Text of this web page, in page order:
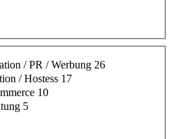
/ PR / Werbung 26
/ Hostess 17
10
5